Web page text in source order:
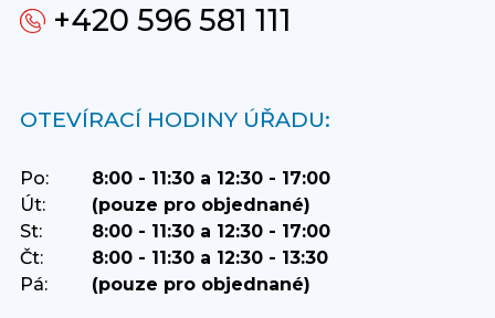
+420 596 581 111
OTEVÍRACÍ HODINY ÚŘADU:
Po:
8:00 - 11:30 a 12:30 - 17:00
Út:
(pouze pro objednané)
St:
8:00 - 11:30 a 12:30 - 17:00
Čt:
8:00 - 11:30 a 12:30 - 13:30
Pá:
(pouze pro objednané)